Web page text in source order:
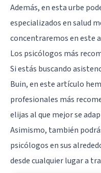
Además, en esta urbe
especializados en salud
concentraremos en este
Los psicólogos más
Si estás buscando
Buin, en este artículo
profesionales más
elijas al que mejor se
Asimismo, también
psicólogos en sus
desde cualquier lugar a